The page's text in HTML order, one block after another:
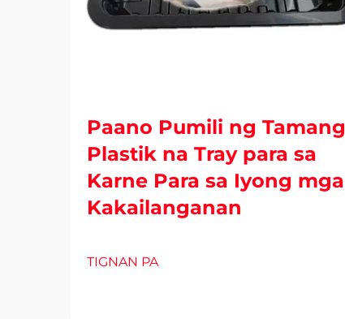
Paano Pumili ng Tamang
Plastik na Tray para sa
Karne Para sa Iyong mga
Kakailanganan
TIGNAN PA